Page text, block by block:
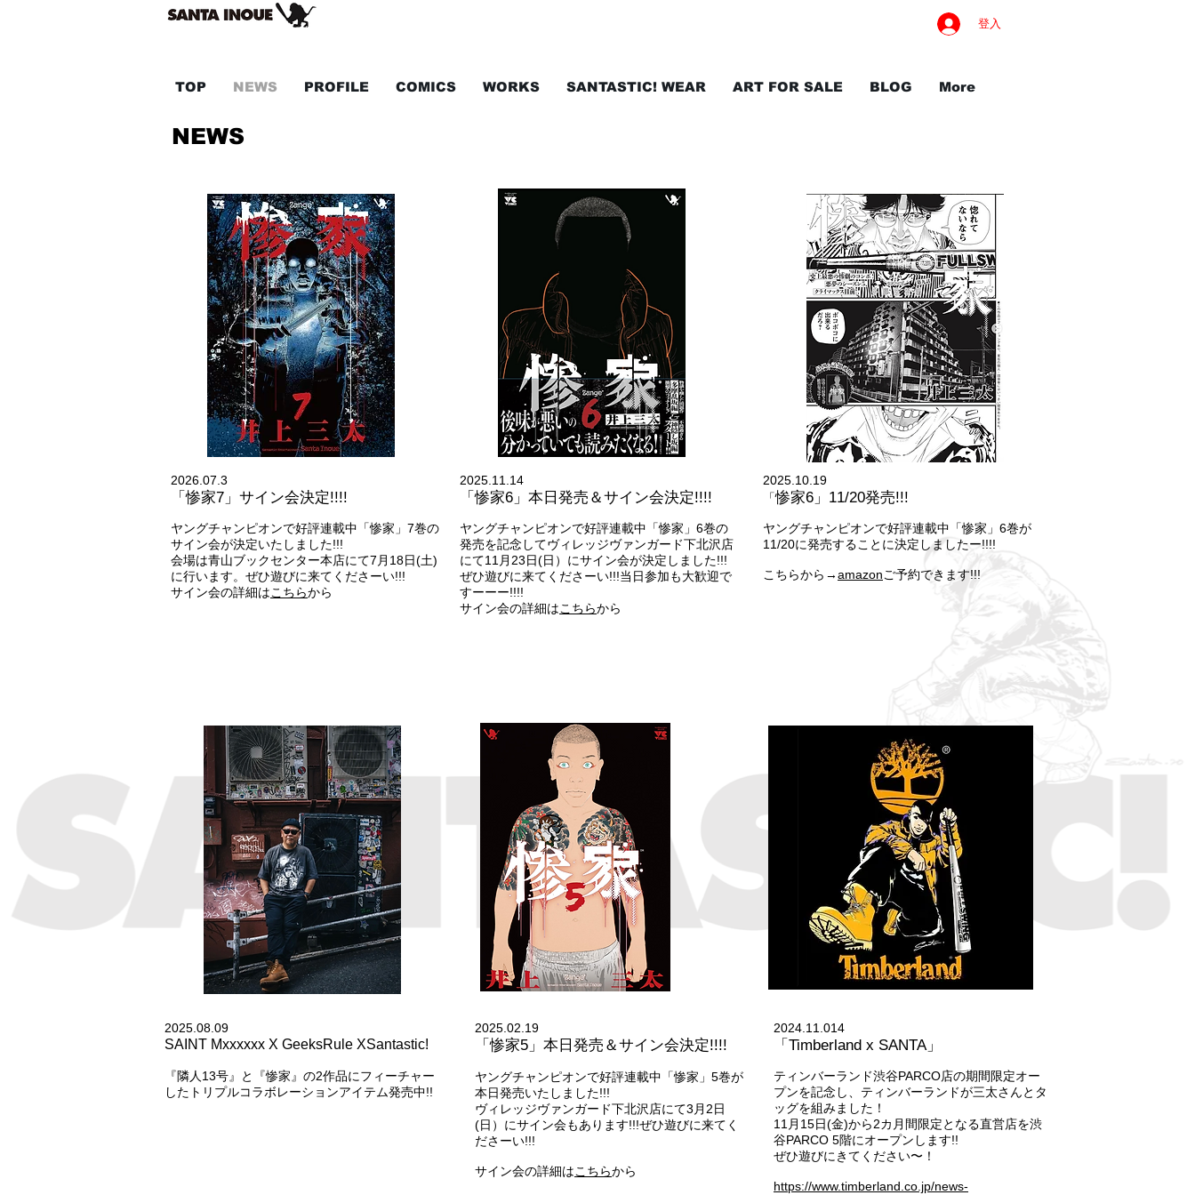
登入
TOP NEWS PROFILE COMICS WORKS SANTASTIC! WEAR ART FOR SALE BLOG More
NEWS
2026.07.3
「惨家7」サイン会決定!!!!
ヤングチャンピオンで好評連載中「惨家」7巻の
サイン会が決定いたしました!!!
会場は青山ブックセンター本店にて7月18日(土)
に行います。ぜひ遊びに来てくださーい!!!
サイン会の詳細はこちらから
2025.11.14
「惨家6」本日発売＆サイン会決定!!!!
ヤングチャンピオンで好評連載中「惨家」6巻の
発売を記念してヴィレッジヴァンガード下北沢店
にて11月23日(日）にサイン会が決定しました!!!
ぜひ遊びに来てくださーい!!!当日参加も大歓迎で
すーーー!!!!
サイン会の詳細はこちらから
2025.10.19
「惨家6」11/20発売!!!
ヤングチャンピオンで好評連載中「惨家」6巻が
11/20に発売することに決定しましたー!!!!
こちらから→amazonご予約できます!!!
2025.08.09
SAINT Mxxxxxx X GeeksRule XSantastic!
『隣人13号』と『惨家』の2作品にフィーチャー
したトリプルコラボレーションアイテム発売中!!
2025.02.19
「惨家5」本日発売＆サイン会決定!!!!
ヤングチャンピオンで好評連載中「惨家」5巻が
本日発売いたしました!!!
ヴィレッジヴァンガード下北沢店にて3月2日
(日）にサイン会もあります!!!ぜひ遊びに来てく
ださーい!!!
サイン会の詳細はこちらから
2024.11.014
「Timberland x SANTA」
ティンバーランド渋谷PARCO店の期間限定オー
プンを記念し、ティンバーランドが三太さんとタ
ッグを組みました！
11月15日(金)から2カ月間限定となる直営店を渋
谷PARCO 5階にオープンします!!
ぜひ遊びにきてください〜！
https://www.timberland.co.jp/news-